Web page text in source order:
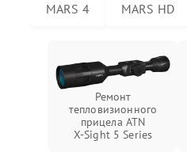
MARS 4 MARS HD
Ремонт
тепловизионного
прицела ATN
X‑Sight 5 Series